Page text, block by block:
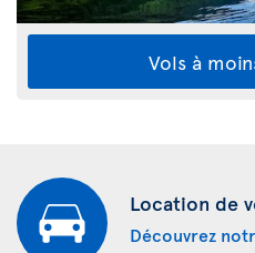
Vols à
Location de
Découvrez